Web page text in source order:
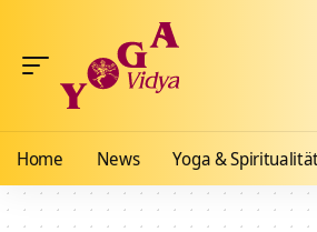
Home News Yoga &